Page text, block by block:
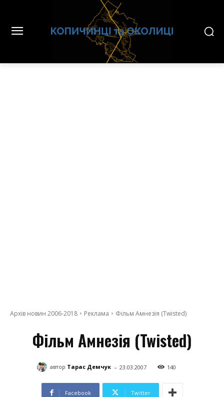
Архів новин 2006-2018 Реклама Фільм Амнезія (Twisted)
Фільм Амнезія (Twisted)
автор Тарас Демчук - 23.03.2007 140
Facebook Twitter